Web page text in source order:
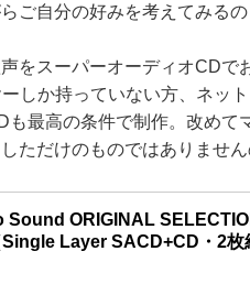
ご自分の好みを考えてみるの
をスーパーオーディオCDで
しか持っていない方、ネッ
最高の条件で制作。改めて
ただけのものではありません
Sound ORIGINAL
Single Layer SACD+CD・2枚